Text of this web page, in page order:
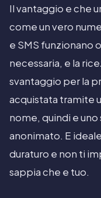
Il vantaggio e che
come un vero
e SMS funzionano
necessaria, e la
svantaggio per la
acquistata tramite
nome, quindi e
anonimato. E
duraturo e non ti
sappia che e tuo.